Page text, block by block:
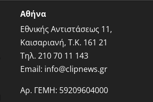
Αθήνα
Εθνικής Αντιστάσεως 11,
Καισαριανή, Τ.Κ. 161 21
Τηλ.210 70 11 143
Email: info@clipnews.gr
Αρ. ΓΕΜΗ: 59209604000